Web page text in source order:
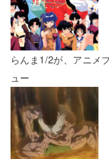
らんま1/2が、アニメ
ュー